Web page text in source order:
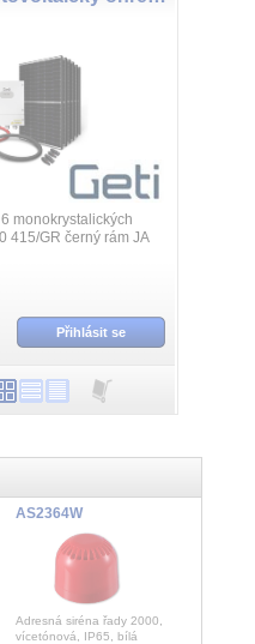
monokrystalických
415/GR černý rám JA
GWH01 4000W (
Přihlásit se
AS2364W
Adresná siréna řady 2000,
vícetónová, IP65, bílá